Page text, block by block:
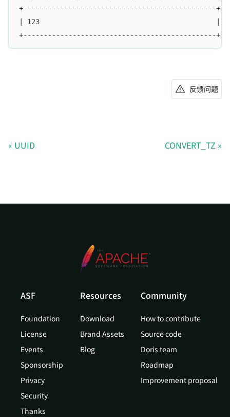
+-----------------------------------------------
| 123                                           |
+-----------------------------------------------
反馈问题
UUID CONVERT_TZ
ASF
Foundation
License
Events
Sponsorship
Privacy
Security
Thanks
Resources
Download
Brand Assets
Blog
Community
How to contribute
Source code
Doris team
Roadmap
Improvement proposal